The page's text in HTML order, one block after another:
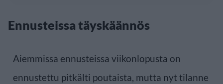
Ennusteissa täyskäännös
Aiemmissa ennusteissa viikonlopusta on
ennustettu pitkälti poutaista, mutta nyt tilanne